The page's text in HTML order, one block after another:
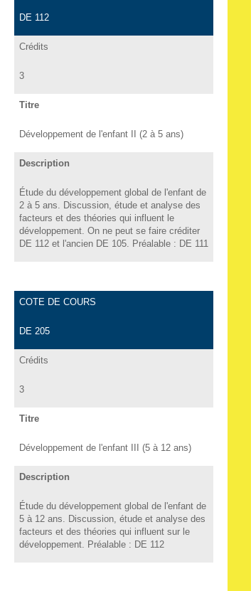
DE 112
Crédits
3
Titre
Développement de l'enfant II (2 à 5 ans)
Description
Étude du développement global de l'enfant de
2 à 5 ans. Discussion, étude et analyse des
facteurs et des théories qui influent le
développement. On ne peut se faire créditer
DE 112 et l'ancien DE 105. Préalable : DE 111
COTE DE COURS
DE 205
Crédits
3
Titre
Développement de l'enfant III (5 à 12 ans)
Description
Étude du développement global de l'enfant de
5 à 12 ans. Discussion, étude et analyse des
facteurs et des théories qui influent sur le
développement. Préalable : DE 112